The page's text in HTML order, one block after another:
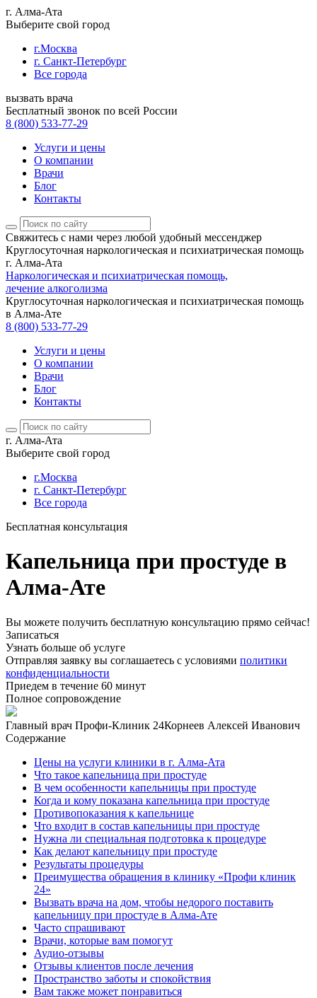
г. Алма-Ата
Выберите свой город
г.Москва
г. Санкт-Петербург
Все города
вызвать врача
Бесплатный звонок по всей России
8 (800) 533-77-29
Услуги и цены
О компании
Врачи
Блог
Контакты
Свяжитесь с нами через любой удобный мессенджер
Круглосуточная наркологическая и психиатрическая помощь
г. Алма-Ата
Наркологическая и психиатрическая помощь,
лечение алкоголизма
Круглосуточная наркологическая и психиатрическая помощь
в Алма-Ате
8 (800) 533-77-29
Услуги и цены
О компании
Врачи
Блог
Контакты
г. Алма-Ата
Выберите свой город
г.Москва
г. Санкт-Петербург
Все города
Бесплатная консультация
Капельница при простуде в
Алма-Ате
Вы можете получить бесплатную консультацию прямо сейчас!
Записаться
Узнать больше об услуге
Отправляя заявку вы соглашаетесь с условиями политики
конфиденциальности
Приедем в течение 60 минут
Полное сопровождение
Главный врач Профи-Клиник 24Корнеев Алексей Иванович
Содержание
Цены на услуги клиники в г. Алма-Ата
Что такое капельница при простуде
В чем особенности капельницы при простуде
Когда и кому показана капельница при простуде
Противопоказания к капельнице
Что входит в состав капельницы при простуде
Нужна ли специальная подготовка к процедуре
Как делают капельницу при простуде
Результаты процедуры
Преимущества обращения в клинику «Профи клиник
24»
Вызвать врача на дом, чтобы недорого поставить
капельницу при простуде в Алма-Ате
Часто спрашивают
Врачи, которые вам помогут
Аудио-отзывы
Отзывы клиентов после лечения
Пространство заботы и спокойствия
Вам также может понравиться